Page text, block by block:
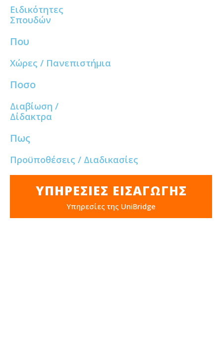
Ειδικότητες
Σπουδών
Που
Χώρες / Πανεπιστήμια
Ποσο
Διαβίωση /
Δίδακτρα
Πως
Προϋποθέσεις / Διαδικασίες
ΥΠΗΡΕΣΊΕΣ ΕΙΣΑΓΩΓΉΣ
Υπηρεσίες της UniBridge